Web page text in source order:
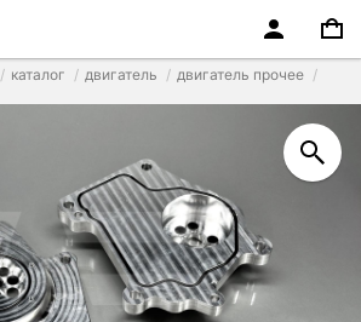
каталог двигатель двигатель прочее